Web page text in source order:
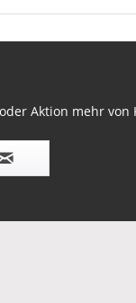
Aktion mehr von